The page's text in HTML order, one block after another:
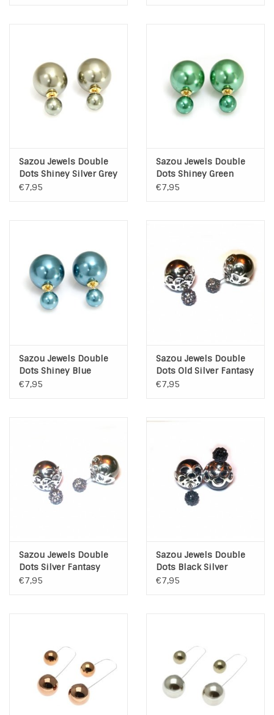
Sazou Jewels Double
Dots Shiney Silver Grey
Oorbellen
€7,95
Sazou Jewels Double
Dots Shiney Green
Oorbellen
€7,95
Sazou Jewels Double
Dots Shiney Blue
Oorbellen
€7,95
Sazou Jewels Double
Dots Old Silver Fantasy
Oorbellen
€7,95
Sazou Jewels Double
Dots Silver Fantasy
Oorbellen
€7,95
Sazou Jewels Double
Dots Black Silver
Fantasy Oorbellen
€7,95